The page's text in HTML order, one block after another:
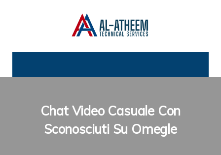
Chat Video Casuale Con
Sconosciuti Su Omegle